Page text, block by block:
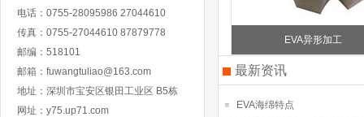
电话： 0755-28095986 27044610
传真： 0755-27044610 87879778
邮编： 518101
邮箱： fuwangtuliao@163.com
地址： 深圳市宝安区银田工业区 B5栋
网址： y75.up71.com
EVA异形加工
最新资讯
EVA海绵特点